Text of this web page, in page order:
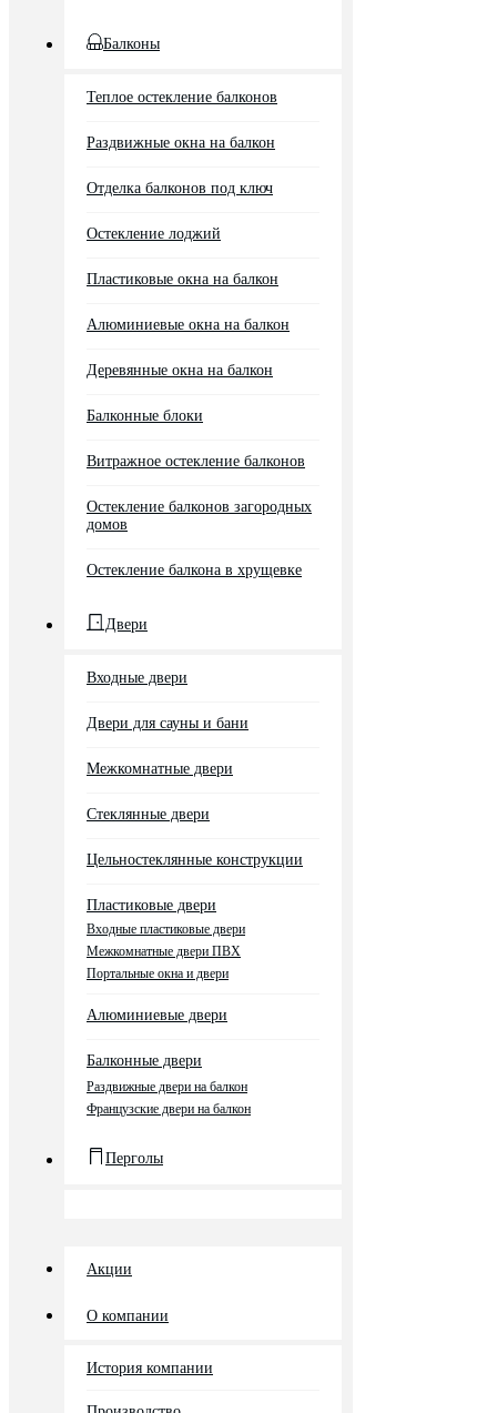
Балконы
Теплое остекление балконов
Раздвижные окна на балкон
Отделка балконов под ключ
Остекление лоджий
Пластиковые окна на балкон
Алюминиевые окна на балкон
Деревянные окна на балкон
Балконные блоки
Витражное остекление балконов
Остекление балконов загородных
домов
Остекление балкона в хрущевке
Двери
Входные двери
Двери для сауны и бани
Межкомнатные двери
Стеклянные двери
Цельностеклянные конструкции
Пластиковые двери
Входные пластиковые двери
Межкомнатные двери ПВХ
Портальные окна и двери
Алюминиевые двери
Балконные двери
Раздвижные двери на балкон
Французские двери на балкон
Перголы
Акции
О компании
История компании